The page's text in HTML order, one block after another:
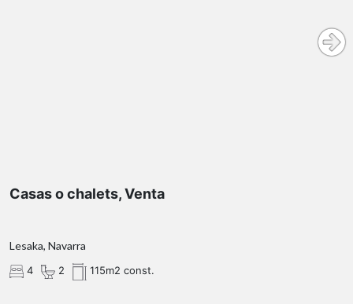
Casas o chalets, Venta
Lesaka, Navarra
4 2 115m2 const.